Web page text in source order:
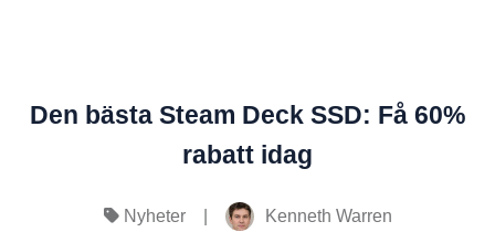
Den bästa Steam Deck SSD: Få 60%
rabatt idag
Nyheter Kenneth Warren